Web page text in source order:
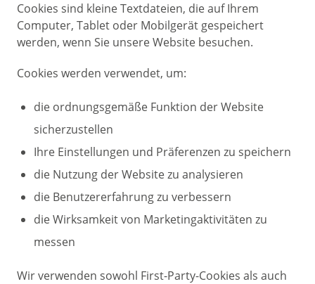
Cookies sind kleine Textdateien, die auf Ihrem
Computer, Tablet oder Mobilgerät gespeichert
werden, wenn Sie unsere Website besuchen.
Cookies werden verwendet, um:
die ordnungsgemäße Funktion der Website
sicherzustellen
Ihre Einstellungen und Präferenzen zu speichern
die Nutzung der Website zu analysieren
die Benutzererfahrung zu verbessern
die Wirksamkeit von Marketingaktivitäten zu
messen
Wir verwenden sowohl First-Party-Cookies als auch